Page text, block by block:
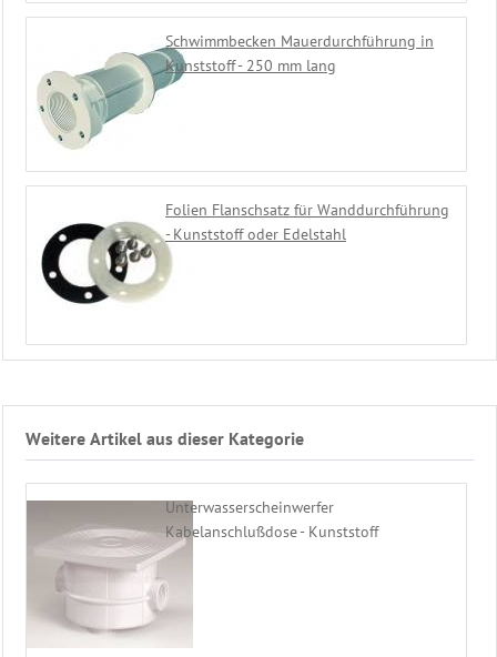
Schwimmbecken Mauerdurchführung in
Kunststoff - 250 mm lang
Folien Flanschsatz für Wanddurchführung
- Kunststoff oder Edelstahl
Weitere Artikel aus dieser Kategorie
Unterwasserscheinwerfer
Kabelanschlußdose - Kunststoff